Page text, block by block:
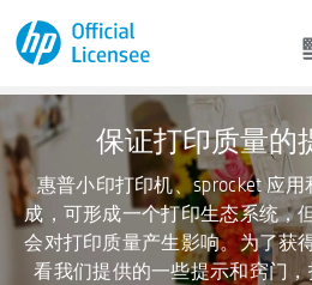
保证打印质量的
惠普小印打印机、sprocket 应
成，可形成一个打印生态系统，
会对打印质量产生影响。为了获
看我们提供的一些提示和窍门，